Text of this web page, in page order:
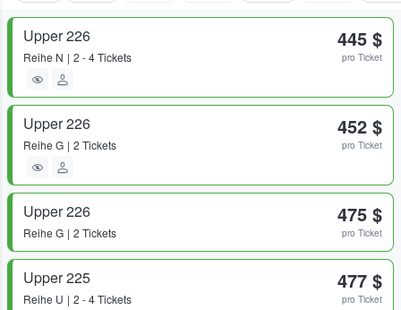
Upper 226
Reihe N 2 - 4 Tickets
445 $
pro Ticket
Upper 226
Reihe G 2 Tickets
452 $
pro Ticket
Upper 226
Reihe G 2 Tickets
475 $
pro Ticket
Upper 225
Reihe U 2 - 4 Tickets
477 $
pro Ticket